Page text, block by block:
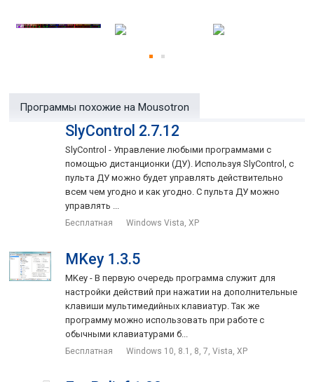
сделанных ею, а также сколько раз нажимались клавиши
Программы похожие на Mousotron
SlyControl 2.7.12
SlyControl - Управление любыми программами с
помощью дистанционки (ДУ). Используя SlyControl, с
пульта ДУ можно будет управлять действительно
всем чем угодно и как угодно. С пульта ДУ можно
управлять ...
Бесплатная Windows Vista, XP
MKey 1.3.5
MKey - В первую очередь программа служит для
настройки действий при нажатии на дополнительные
клавиши мультимедийных клавиатур. Так же
программу можно использовать при работе с
обычными клавиатурами б...
Бесплатная Windows 10, 8.1, 8, 7, Vista, XP